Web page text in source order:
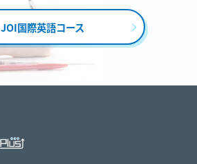
JOI国際英語コース